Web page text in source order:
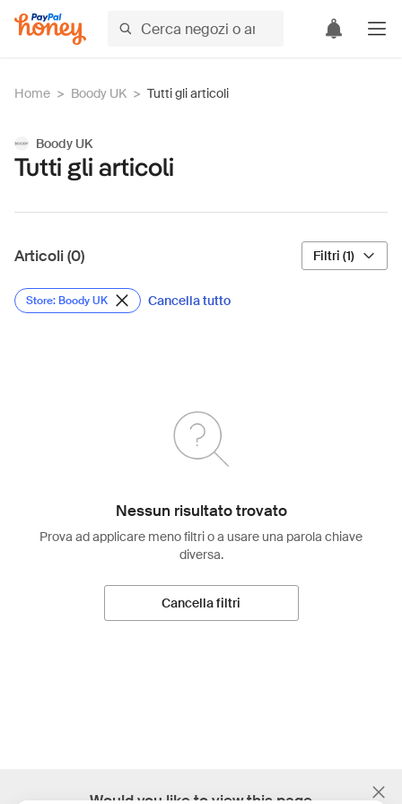
Home > Boody UK > Tutti gli articoli
Boody UK
Tutti gli articoli
Articoli (0) Filtri (1)
Store: Boody UK Cancella tutto
Nessun risultato trovato
Prova ad applicare meno filtri o a usare una parola chiave
diversa.
Cancella filtri